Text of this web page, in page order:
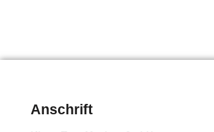
Anschrift